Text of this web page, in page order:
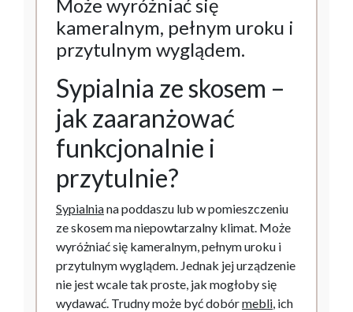
Może wyróżniać się
kameralnym, pełnym uroku i
przytulnym wyglądem.
Sypialnia ze skosem –
jak zaaranżować
funkcjonalnie i
przytulnie?
Sypialniana poddaszu lub w pomieszczeniu
ze skosem ma niepowtarzalny klimat. Może
wyróżniać się kameralnym, pełnym uroku i
przytulnym wyglądem. Jednak jej urządzenie
nie jest wcale tak proste, jak mogłoby się
wydawać. Trudny może być dobórmebli, ich